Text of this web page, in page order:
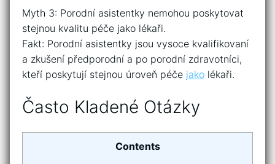
Myth 3: Porodní asistentky nemohou poskytovat
stejnou kvalitu péče jako lékaři.
Fakt: Porodní asistentky jsou vysoce kvalifikovaní
a zkušení předporodní a po porodní zdravotníci,
kteří poskytují stejnou úroveň péče jako lékaři.
Často Kladené Otázky
Contents